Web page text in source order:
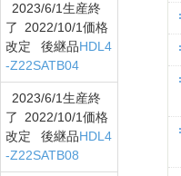
2023/6/1生産終
了 2022/10/1価格
改定 後継品HDL4
-Z22SATB04
2023/6/1生産終
了 2022/10/1価格
改定 後継品HDL4
-Z22SATB08